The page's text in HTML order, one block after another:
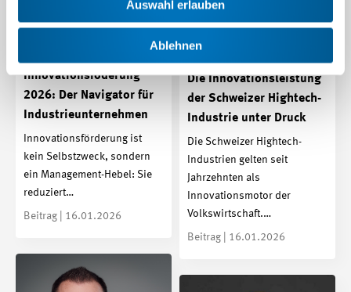
Auswahl erlauben
Ablehnen
Innovationsföderung
2026: Der Navigator für
Industrieunternehmen
Innovationsförderung ist
kein Selbstzweck, sondern
ein Management-Hebel: Sie
reduziert…
Beitrag | 16.01.2026
Die Innovationsleistung
der Schweizer Hightech-
Industrie unter Druck
Die Schweizer Hightech-
Industrien gelten seit
Jahrzehnten als
Innovationsmotor der
Volkswirtschaft.…
Beitrag | 16.01.2026